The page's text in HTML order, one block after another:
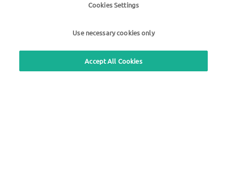
+49 7333 8033985
24h kaardi blokeerimine
+49 6027 509-666
Cookies Settings
Use necessary cookies only
Accept All Cookies